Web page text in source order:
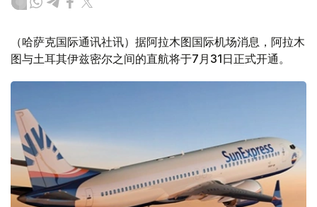
（哈萨克国际通讯社讯）据阿拉木图国际机场消息，阿拉木
图与土耳其伊兹密尔之间的直航将于7月31日正式开通。